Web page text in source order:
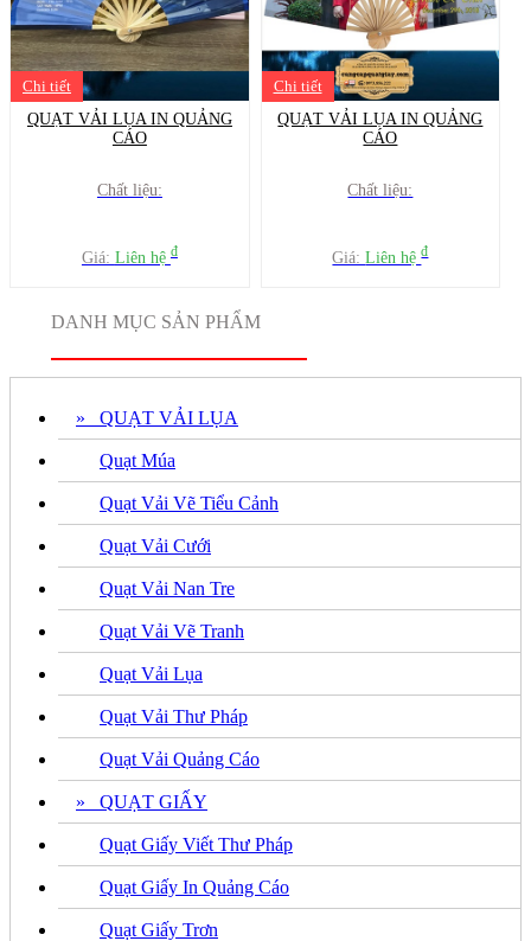
Chi tiết
QUẠT VẢI LỤA IN QUẢNG
CÁO
Chất liệu:
Giá: Liên hệ đ
Chi tiết
QUẠT VẢI LỤA IN QUẢNG
CÁO
Chất liệu:
Giá:Liên hệđ
DANH MỤC SẢN PHẨM
» QUẠT VẢI LỤA
Quạt Múa
Quạt Vải Vẽ Tiểu Cảnh
Quạt Vải Cưới
Quạt Vải Nan Tre
Quạt Vải Vẽ Tranh
Quạt Vải Lụa
Quạt Vải Thư Pháp
Quạt Vải Quảng Cáo
» QUẠT GIẤY
Quạt Giấy Viết Thư Pháp
Quạt Giấy In Quảng Cáo
Quạt Giấy Trơn